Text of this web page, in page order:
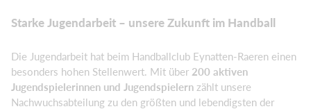
Starke Jugendarbeit – unsere Zukunft im Handball
Die Jugendarbeit hat beim Handballclub Eynatten-Raeren einen
besonders hohen Stellenwert. Mit über 200 aktiven
Jugendspielerinnen und Jugendspielern zählt unsere
Nachwuchsabteilung zu den größten und lebendigsten der